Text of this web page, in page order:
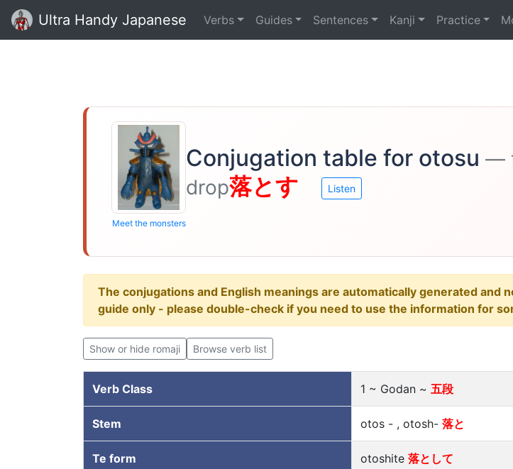
Ultra Handy Japanese Verbs Guides Sentences Kanji Practice
Meet the monsters
Conjugation table for otosu —
drop落とす Listen
The conjugations and English meanings are automatically generated and
guide only - please double-check if you need to use the information for
Show or hide romaji Browse verb list
Verb Class 1 ~ Godan ~ 五段
Stem otos - , otosh- 落と
Te form otoshite 落として